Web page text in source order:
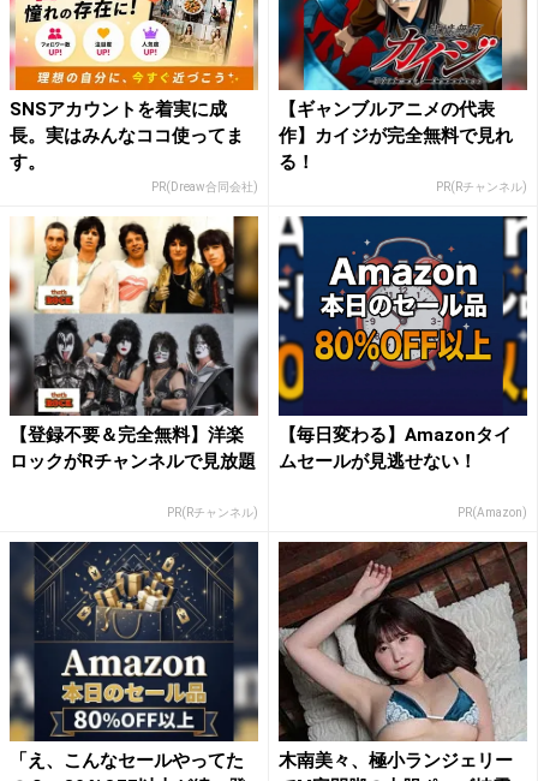
SNSアカウントを着実に成
長。実はみんなココ使ってま
す。
PR(Dreaw合同会社)
【ギャンブルアニメの代表
作】カイジが完全無料で見れ
る！
PR(Rチャンネル)
【登録不要＆完全無料】洋楽
ロックがRチャンネルで見放題
PR(Rチャンネル)
【毎日変わる】Amazonタイ
ムセールが見逃せない！
PR(Amazon)
「え、こんなセールやってた
木南美々、極小ランジェリー